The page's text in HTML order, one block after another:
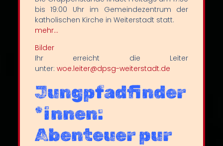
bis 19:00 Uhr im Gemeindezentrum der
katholischen Kirche in Weiterstadt statt.
mehr…
Bilder
Ihr erreicht die Leiter
unter: woe.leiter@dpsg-weiterstadt.de
Jungpfadfinder
*innen:
Abenteuer pur